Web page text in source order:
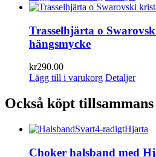
Trasselhjärta o
hängsmycke
kr290.00
Lägg till i varukorg Detaljer
Också köpt tillsammans
Choker halsband med